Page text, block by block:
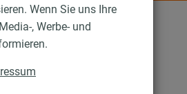
Wenn Sie uns Ihre
, Werbe- und
MPT-Hammerkopfschrauben